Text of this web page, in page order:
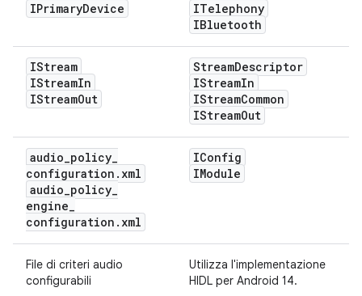
IPrimaryDevice
ITelephony
IBluetooth
IStream
IStreamIn
IStreamOut
StreamDescriptor
IStreamIn
IStreamCommon
IStreamOut
audio_policy_
configuration . xml
audio_policy_
engine_
configuration . xml
IConfig
IModule
File di criteri audio
configurabili
Utilizza l'implementazione
HIDL per Android 14.